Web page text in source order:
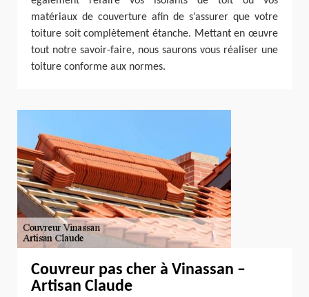
matériaux de couverture afin de s’assurer que votre
toiture soit complètement étanche. Mettant en œuvre
tout notre savoir-faire, nous saurons vous réaliser une
toiture conforme aux normes.
Couvreur pas cher à Vinassan –
Artisan Claude